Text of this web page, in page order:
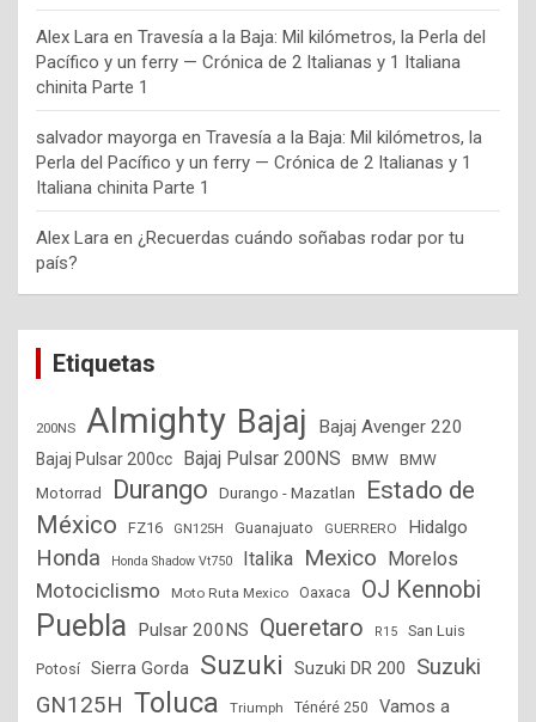
Alex Lara en Travesía a la Baja: Mil kilómetros, la Perla del
Pacífico y un ferry — Crónica de 2 Italianas y 1 Italiana
chinita Parte 1
salvador mayorga en Travesía a la Baja: Mil kilómetros, la
Perla del Pacífico y un ferry — Crónica de 2 Italianas y 1
Italiana chinita Parte 1
Alex Lara en ¿Recuerdas cuándo soñabas rodar por tu
país?
Etiquetas
200NS Almighty Bajaj Bajaj Avenger 220
Bajaj Pulsar 200cc Bajaj Pulsar 200NS BMW BMW
Motorrad
Durango Durango - Mazatlan
Estado de
México
FZ16 GN125H Guanajuato GUERRERO Hidalgo
Honda Honda Shadow Vt750 Italika Mexico Morelos
Motociclismo Moto Ruta Mexico Oaxaca OJ Kennobi
Puebla Pulsar 200NS Queretaro R15 San Luis
Potosí Sierra Gorda Suzuki Suzuki DR 200
Suzuki
GN125H Toluca Triumph Ténéré 250
Vamos a